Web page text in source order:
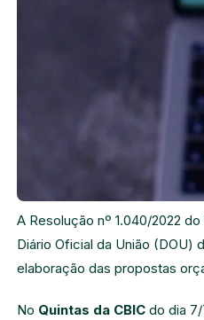
A Resolução nº 1.040/2022
Diário Oficial da União (DOU)
elaboração das propostas
No Quintas da CBICdo dia 7/